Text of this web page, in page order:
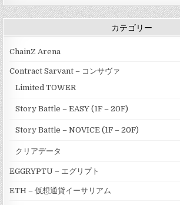
カテゴリー
ChainZ Arena
Contract Sarvant – コンサヴァ
Limited TOWER
Story Battle – EASY (1F – 20F)
Story Battle – NOVICE (1F – 20F)
クリアデータ
EGGRYPTU – エグリプト
ETH – 仮想通貨イーサリアム